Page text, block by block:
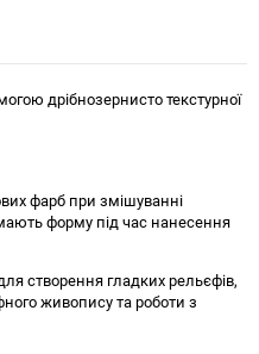
дрібнозернисто текстурної
фарб при змішуванні
форму під час нанесення
створення гладких рельєфів,
живопису та роботи з